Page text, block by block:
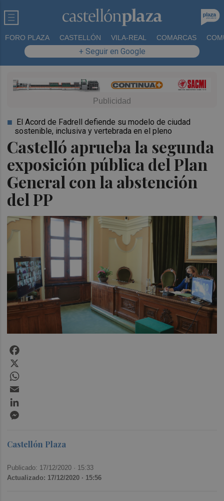
FORO PLAZA CASTELLÓN VILA-REAL COMARCAS
+ Seguir en Google
Castelló aprueba la segunda
exposición pública del Plan
General con la abstención
del PP
El Acord de Fadrell defiende su modelo de ciudad
sostenible, inclusiva y vertebrada en el pleno
Castellón Plaza
Publicado: 17/12/2020 · 15:33
Actualizado: 17/12/2020 · 15:56